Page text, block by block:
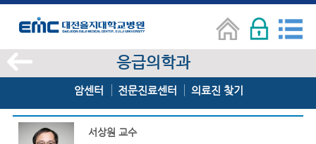
응급의학과
암센터 전문진료센터 의료진 찾기
서상원 교수